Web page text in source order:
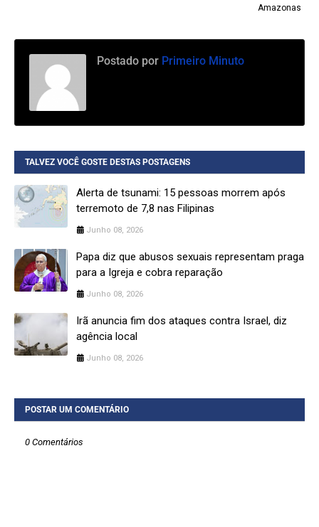
Amazonas
Postado por Primeiro Minuto
TALVEZ VOCÊ GOSTE DESTAS POSTAGENS
Alerta de tsunami: 15 pessoas morrem após
terremoto de 7,8 nas Filipinas
Junho 08, 2026
Papa diz que abusos sexuais representam praga
para a Igreja e cobra reparação
Junho 08, 2026
Irã anuncia fim dos ataques contra Israel, diz
agência local
Junho 08, 2026
POSTAR UM COMENTÁRIO
0 Comentários